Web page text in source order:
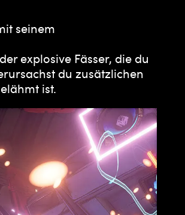
seinem
explosive Fässer, die du
du zusätzlichen
ist.